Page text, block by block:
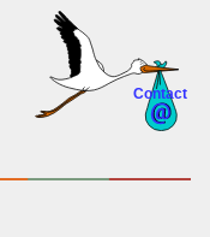
Contact